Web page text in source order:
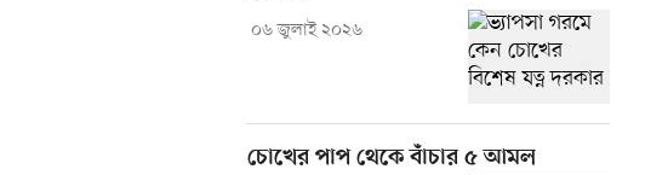
০৬ জুলাই ২০২৬
চোখের পাপ থেকে বাঁচার ৫ আমল